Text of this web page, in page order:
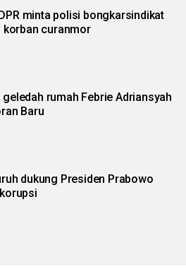
minta polisi bongkarsindikat
korban curanmor
geledah rumah Febrie Adriansyah
Baru
dukung Presiden Prabowo